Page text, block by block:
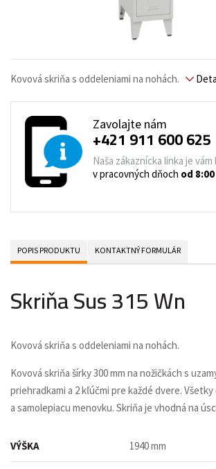
Kovová skriňa s oddeleniami na nohách.
Zavolajte nám
+421 911 600 625
Naša zákaznícka linka je
v pracovných dňoch od
POPIS PRODUKTU KONTAKTNÝ FORMULÁR
Skriňa Sus 315 Wn
Kovová skriňa s oddeleniami na nohách.
Kovová skriňa šírky 300 mm na nožičkách s
priehradkami a 2 kľúčmi pre každé dvere.
a samolepiacu menovku. Skriňa je vhodná na
VÝŠKA 1940 mm